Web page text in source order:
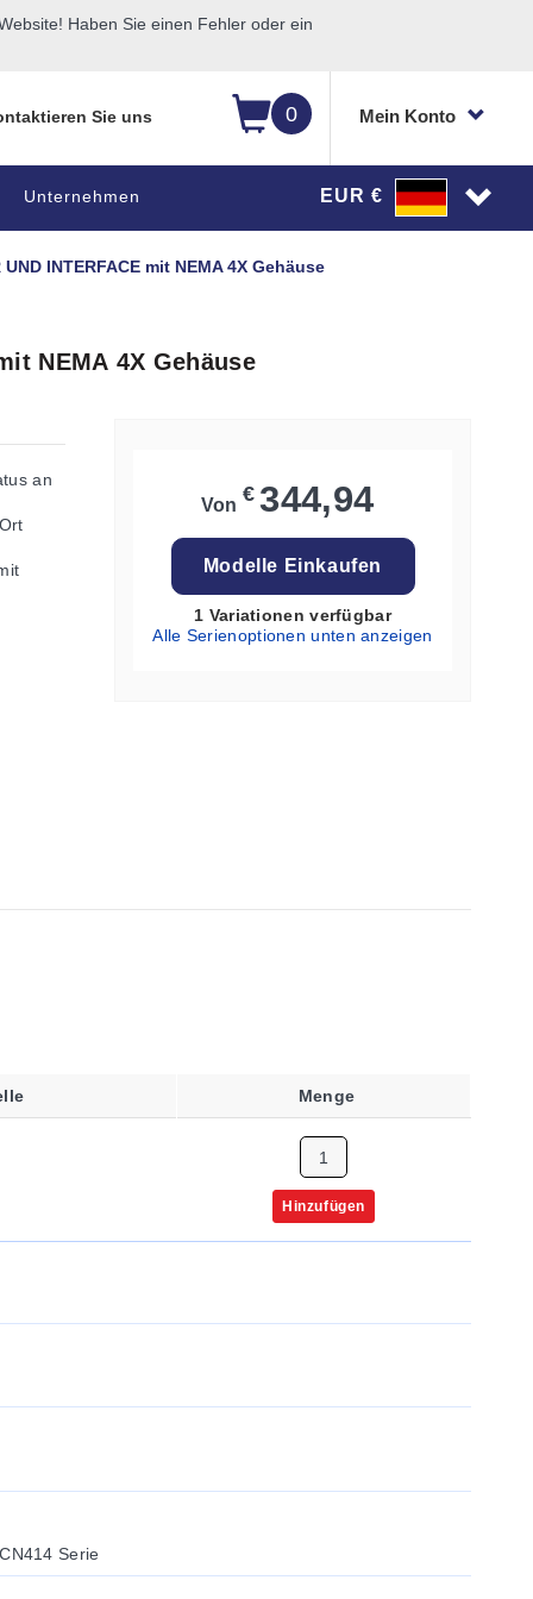
Haben Sie einen Fehler oder ein
0 Mein Konto
Sie uns
Unternehmen EUR €
UND INTERFACE mit NEMA 4X Gehäuse
NEMA 4X Gehäuse
an
Von € 344,94
Modelle Einkaufen
1 Variationen verfügbar
Alle Serienoptionen unten anzeigen
Menge
Hinzufügen
Serie